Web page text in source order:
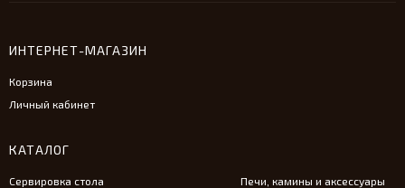
ИНТЕРНЕТ-МАГАЗИН
Корзина
Личный кабинет
КАТАЛОГ
Сервировка стола
Печи, камины и аксессуары